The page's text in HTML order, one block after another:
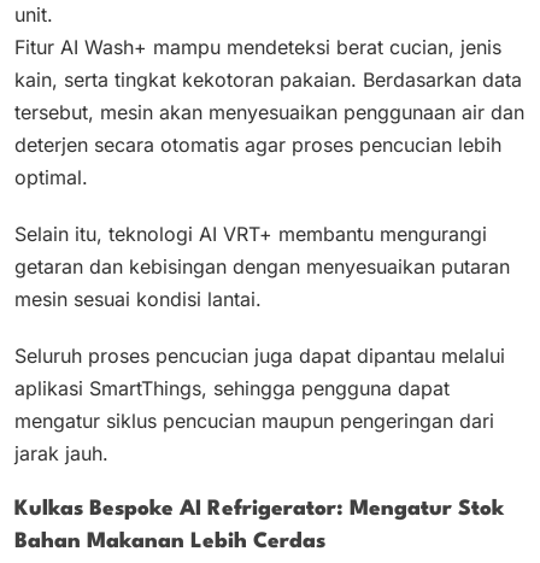
unit.
Fitur AI Wash+ mampu mendeteksi berat cucian, jenis
kain, serta tingkat kekotoran pakaian. Berdasarkan data
tersebut, mesin akan menyesuaikan penggunaan air dan
deterjen secara otomatis agar proses pencucian lebih
optimal.
Selain itu, teknologi AI VRT+ membantu mengurangi
getaran dan kebisingan dengan menyesuaikan putaran
mesin sesuai kondisi lantai.
Seluruh proses pencucian juga dapat dipantau melalui
aplikasi SmartThings, sehingga pengguna dapat
mengatur siklus pencucian maupun pengeringan dari
jarak jauh.
Kulkas Bespoke AI Refrigerator: Mengatur Stok
Bahan Makanan Lebih Cerdas